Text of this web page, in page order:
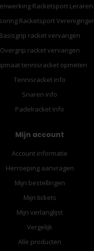
Racketsport Leraren
Racketsport
Basisgrip racket vervangen
Overgrip racket vervangen
tennisracket opmeten
Tennisracket info
Snaren info
Padelracket Info
Mijn account
Account informatie
Herroeping aanvragen
Mijn bestellingen
Mijn tickets
Mijn verlanglijst
Vergelijk
Alle producten